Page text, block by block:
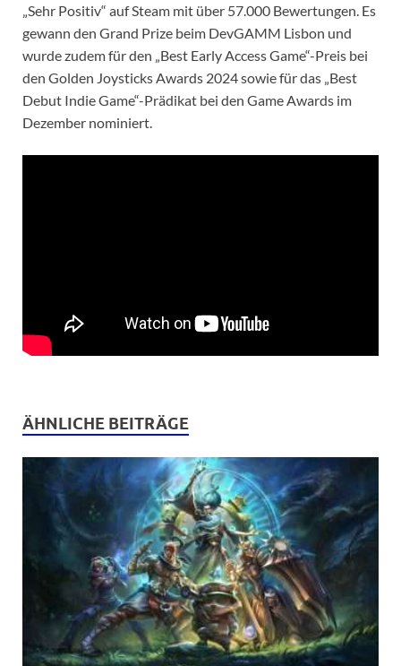
„Sehr Positiv“ auf Steam mit über 57.000 Bewertungen. Es
gewann den Grand Prize beim DevGAMM Lisbon und
wurde zudem für den „Best Early Access Game“-Preis bei
den Golden Joysticks Awards 2024 sowie für das „Best
Debut Indie Game“-Prädikat bei den Game Awards im
Dezember nominiert.
ÄHNLICHE BEITRÄGE